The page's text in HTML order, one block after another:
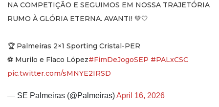
NA COMPETIÇÃO E SEGUIMOS EM NOSSA TRAJETÓRIA
RUMO À GLÓRIA ETERNA. AVANTI! 💚🤍
🏆 Palmeiras 2×1 Sporting Cristal-PER
⚽ Murilo e Flaco López#FimDeJogoSEP #PALxCSC
pic.twitter.com/sMNYE2IRSD
— SE Palmeiras (@Palmeiras)April 16, 2026